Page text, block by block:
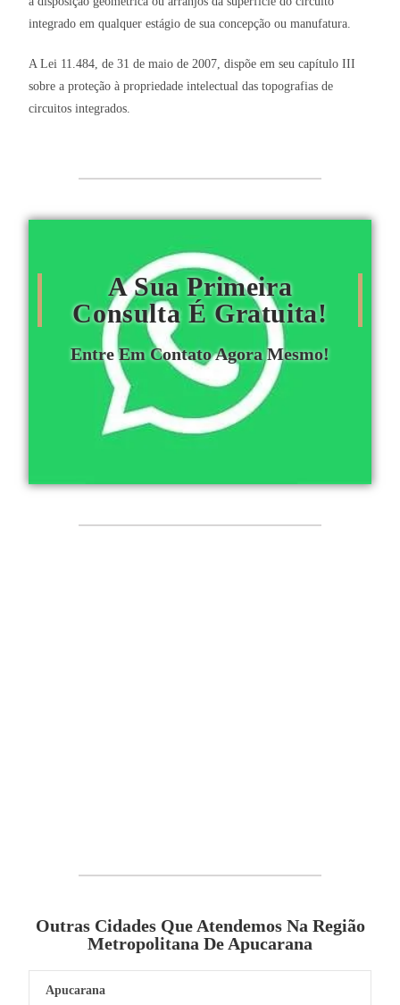
integrado em qualquer estágio de sua concepção ou manufatura.
A Lei 11.484, de 31 de maio de 2007, dispõe em seu capítulo III
sobre a proteção à propriedade intelectual das topografias de
circuitos integrados.
A Sua Primeira
Consulta É Gratuita!
Entre Em Contato Agora Mesmo!
Outras Cidades Que Atendemos Na Região
Metropolitana De Apucarana
Apucarana